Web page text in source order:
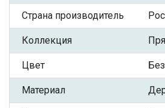
Страна производитель
Коллекция
Цвет
Материал